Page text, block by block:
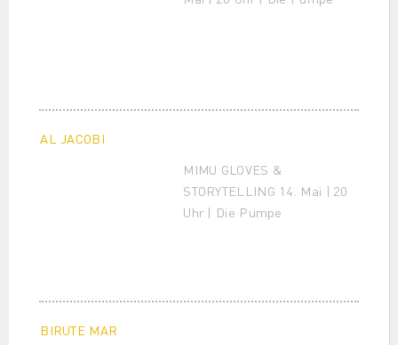
AL JACOBI
MIMU GLOVES &
STORYTELLING 14. Mai | 20
Uhr | Die Pumpe
BIRUTE MAR